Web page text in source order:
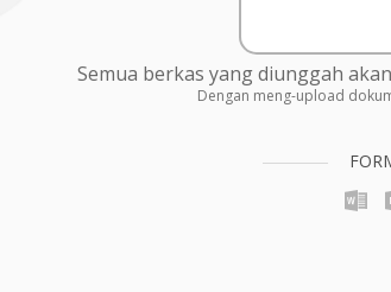
Semua berkas yang diunggah
Dengan meng-upload